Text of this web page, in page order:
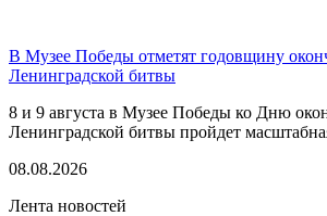
В Музее Победы отметят годовщину
Ленинградской битвы
8 и 9 августа в Музее Победы ко Дню
Ленинградской битвы пройдет
08.08.2026
Лента новостей